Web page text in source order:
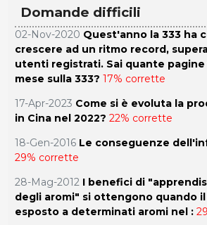
Domande difficili
02-Nov-2020 Quest'anno la 333 ha
crescere ad un ritmo record,
utenti registrati. Sai quante
mese sulla 333? 17% corrette
17-Apr-2023 Come si è evoluta la
in Cina nel 2022? 22% corrette
18-Gen-2016 Le conseguenze
29% corrette
28-Mag-2012 I benefici di
degli aromi" si ottengono quando
esposto a determinati aromi nel :